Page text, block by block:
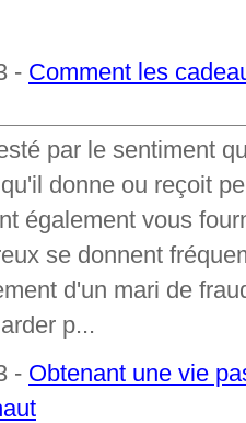
- Comment les
par le sentiment
donne ou reçoit
également vous
se donnent
d'un mari de
p...
- Obtenant une vie